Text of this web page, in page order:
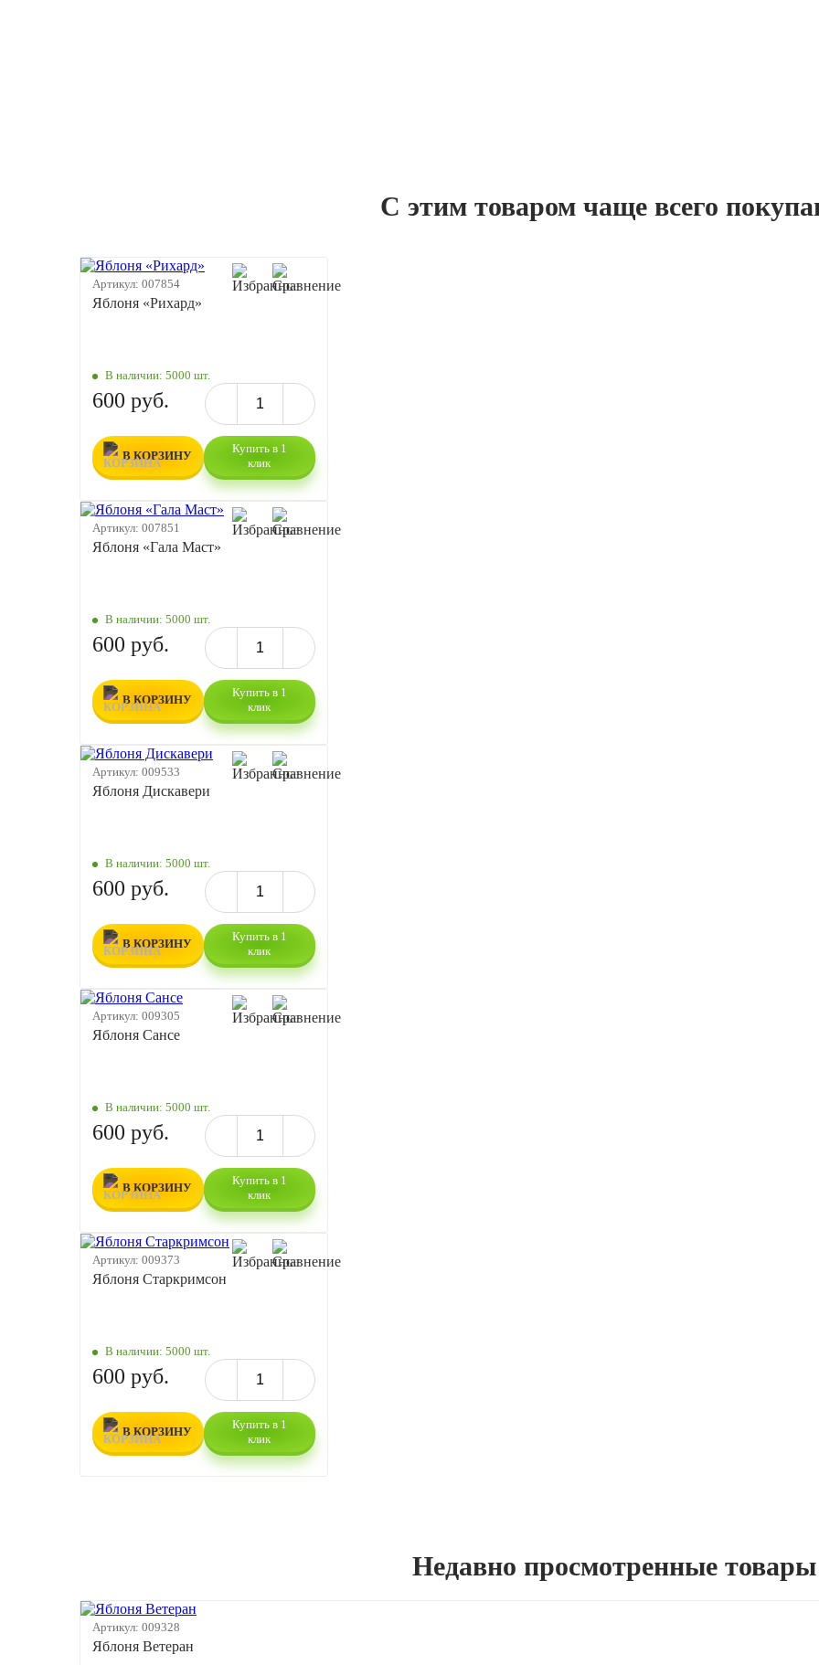
С этим товаром чаще всего
Артикул: 007854
Яблоня «Рихард»
В наличии: 5000 шт.
600 руб.
В КОРЗИНУ
Купить в 1
клик
Артикул: 007851
Яблоня «Гала Маст»
В наличии: 5000 шт.
600 руб.
В КОРЗИНУ
Купить в 1
клик
Артикул: 009533
Яблоня Дискавери
В наличии: 5000 шт.
600 руб.
В КОРЗИНУ
Купить в 1
клик
Артикул: 009305
Яблоня Сансе
В наличии: 5000 шт.
600 руб.
В КОРЗИНУ
Купить в 1
клик
Артикул: 009373
Яблоня Старкримсон
В наличии: 5000 шт.
600 руб.
В КОРЗИНУ
Купить в 1
клик
Недавно просмотренные товары
Артикул: 009328
Яблоня Ветеран